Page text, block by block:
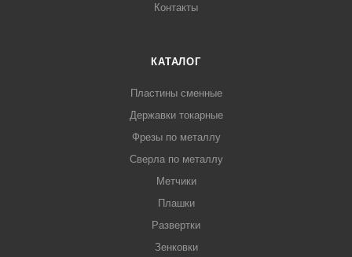
Контакты
КАТАЛОГ
Пластины сменные
Державки токарные
Фрезы по металлу
Сверла по металлу
Метчики
Плашки
Развертки
Зенковки